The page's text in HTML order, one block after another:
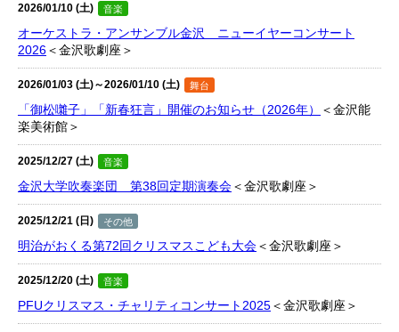
2026/01/10 (土) 音楽
オーケストラ・アンサンブル金沢 ニューイヤーコンサート
2026＜金沢歌劇座＞
2026/01/03 (土)～2026/01/10 (土) 舞台
「御松囃子」「新春狂言」開催のお知らせ（2026年）
＜金沢能
楽美術館＞
2025/12/27 (土) 音楽
金沢大学吹奏楽団 第38回定期演奏会＜金沢歌劇座＞
2025/12/21 (日) その他
明治がおくる第72回クリスマスこども大会＜金沢歌劇座＞
2025/12/20 (土) 音楽
PFUクリスマス・チャリティコンサート2025＜金沢歌劇座＞